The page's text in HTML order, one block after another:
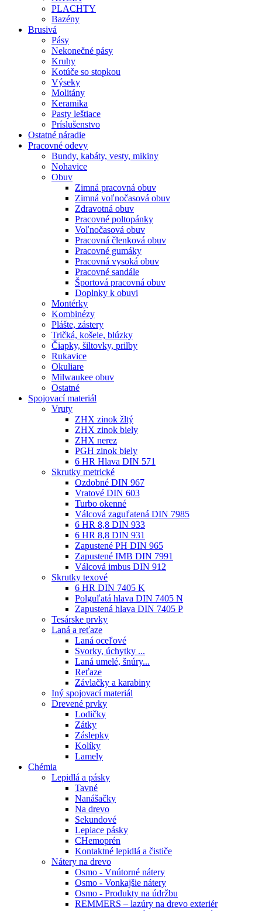
PLACHTY
Bazény
Brusivá
Pásy
Nekonečné pásy
Kruhy
Kotúče so stopkou
Výseky
Molitány
Keramika
Pasty leštiace
Príslušenstvo
Ostatné náradie
Pracovné odevy
Bundy, kabáty, vesty, mikiny
Nohavice
Obuv
Zimná pracovná obuv
Zimná voľnočasová obuv
Zdravotná obuv
Pracovné poltopánky
Voľnočasová obuv
Pracovná členková obuv
Pracovné gumáky
Pracovná vysoká obuv
Pracovné sandále
Športová pracovná obuv
Doplnky k obuvi
Montérky
Kombinézy
Plášte, zástery
Tričká, košele, blúzky
Čiapky, šiltovky, prilby
Rukavice
Okuliare
Milwaukee obuv
Ostatné
Spojovacímateriál
Vruty
ZHX zinok žltý
ZHX zinok biely
ZHX nerez
PGH zinok biely
6 HR Hlava DIN 571
Skrutky metrické
Ozdobné DIN 967
Vratové DIN 603
Turbo okenné
Válcová zaguľatená DIN 7985
6 HR 8,8 DIN 933
6 HR 8,8 DIN 931
Zapustené PH DIN 965
Zapustené IMB DIN 7991
Válcová imbus DIN 912
Skrutky texové
6 HR DIN 7405 K
Polguľatá hlava DIN 7405 N
Zapustená hlava DIN 7405 P
Tesárske prvky
Laná a reťaze
Laná oceľové
Svorky, úchytky ...
Laná umelé, šnúry...
Reťaze
Závlačky a karabiny
Iný spojovací materiál
Drevené prvky
Lodičky
Zátky
Záslepky
Kolíky
Lamely
Chémia
Lepidlá a pásky
Tavné
Nanášačky
Na drevo
Sekundové
Lepiace pásky
CHemoprén
Kontaktné lepidlá a čističe
Nátery na drevo
Osmo - Vnútorné nátery
Osmo - Vonkajšie nátery
Osmo - Produkty na údržbu
REMMERS – lazúry na drevo exteriér